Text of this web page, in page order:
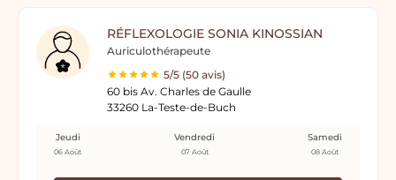
RÉFLEXOLOGIE SONIA KINOSSIAN
Auriculothérapeute
5/5 (50 avis)
60 bis Av. Charles de Gaulle
33260 La-Teste-de-Buch
Jeudi
06 Août
Vendredi
07 Août
Samedi
08 Août